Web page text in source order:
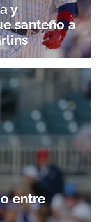
y
santeño a
entre